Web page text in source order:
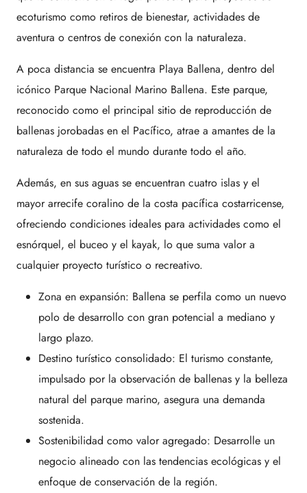
ecoturismo como retiros de bienestar, actividades de
aventura o centros de conexión con la naturaleza.
A poca distancia se encuentra Playa Ballena, dentro del
icónico Parque Nacional Marino Ballena. Este parque,
reconocido como el principal sitio de reproducción de
ballenas jorobadas en el Pacífico, atrae a amantes de la
naturaleza de todo el mundo durante todo el año.
Además, en sus aguas se encuentran cuatro islas y el
mayor arrecife coralino de la costa pacífica costarricense,
ofreciendo condiciones ideales para actividades como el
esnórquel, el buceo y el kayak, lo que suma valor a
cualquier proyecto turístico o recreativo.
Zona en expansión: Ballena se perfila como un nuevo
polo de desarrollo con gran potencial a mediano y
largo plazo.
Destino turístico consolidado: El turismo constante,
impulsado por la observación de ballenas y la belleza
natural del parque marino, asegura una demanda
sostenida.
Sostenibilidad como valor agregado: Desarrolle un
negocio alineado con las tendencias ecológicas y el
enfoque de conservación de la región.